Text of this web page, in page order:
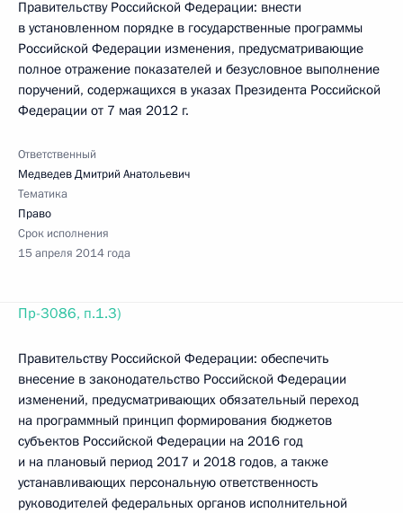
Правительству Российской Федерации: внести
в установленном порядке в государственные программы
Российской Федерации изменения, предусматривающие
полное отражение показателей и безусловное выполнение
поручений, содержащихся в указах Президента Российской
Федерации от 7 мая 2012 г.
Ответственный
Медведев Дмитрий Анатольевич
Тематика
Право
Срок исполнения
15 апреля 2014 года
Пр-3086, п.1.3)
Правительству Российской Федерации: обеспечить
внесение в законодательство Российской Федерации
изменений, предусматривающих обязательный переход
на программный принцип формирования бюджетов
субъектов Российской Федерации на 2016 год
и на плановый период 2017 и 2018 годов, а также
устанавливающих персональную ответственность
руководителей федеральных органов исполнительной